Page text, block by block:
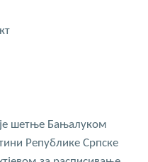
шетње Бањалуком
Републике Српске